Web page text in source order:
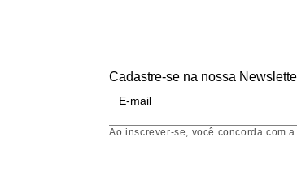
Cadastre-se na nossa
Ao inscrever-se, você concorda com